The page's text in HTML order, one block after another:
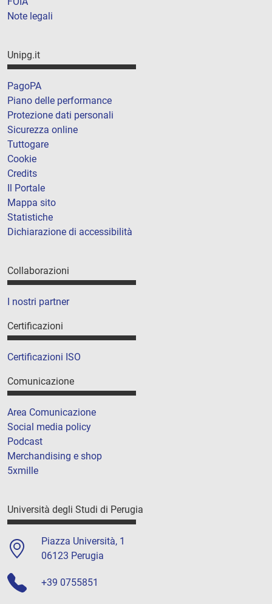
Note legali
Unipg.it
PagoPA
Piano delle performance
Protezione dati personali
Sicurezza online
Tuttogare
Cookie
Credits
Il Portale
Mappa sito
Statistiche
Dichiarazione di accessibilità
Collaborazioni
I nostri partner
Certificazioni
Certificazioni ISO
Comunicazione
Area Comunicazione
Social media policy
Podcast
Merchandising e shop
5xmille
Università degli Studi di Perugia
Piazza Università, 1
06123 Perugia
+39 0755851